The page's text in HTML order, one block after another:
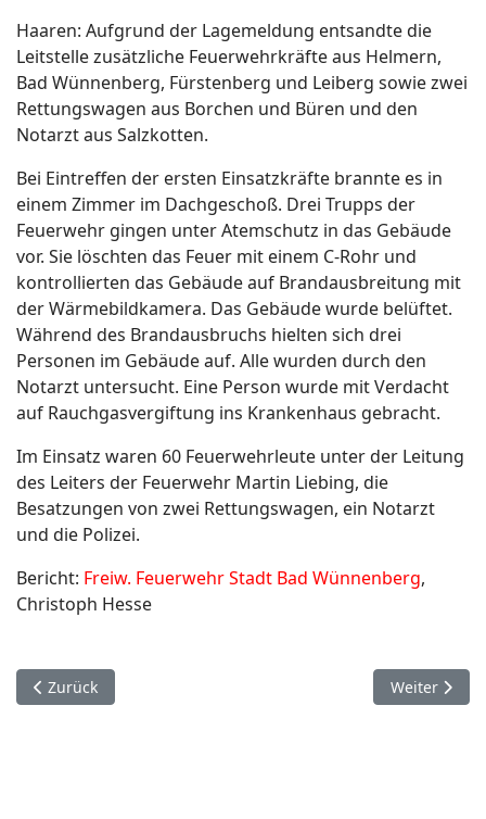
Haaren: Aufgrund der Lagemeldung entsandte die
Leitstelle zusätzliche Feuerwehrkräfte aus Helmern,
Bad Wünnenberg, Fürstenberg und Leiberg sowie zwei
Rettungswagen aus Borchen und Büren und den
Notarzt aus Salzkotten.
Bei Eintreffen der ersten Einsatzkräfte brannte es in
einem Zimmer im Dachgeschoß. Drei Trupps der
Feuerwehr gingen unter Atemschutz in das Gebäude
vor. Sie löschten das Feuer mit einem C-Rohr und
kontrollierten das Gebäude auf Brandausbreitung mit
der Wärmebildkamera. Das Gebäude wurde belüftet.
Während des Brandausbruchs hielten sich drei
Personen im Gebäude auf. Alle wurden durch den
Notarzt untersucht. Eine Person wurde mit Verdacht
auf Rauchgasvergiftung ins Krankenhaus gebracht.
Im Einsatz waren 60 Feuerwehrleute unter der Leitung
des Leiters der Feuerwehr Martin Liebing, die
Besatzungen von zwei Rettungswagen, ein Notarzt
und die Polizei.
Bericht: Freiw. Feuerwehr Stadt Bad Wünnenberg,
Christoph Hesse
Vorheriger Beitrag: 19. Dezember. Paderborn Elsen.
Zurück Nächster
Weiter